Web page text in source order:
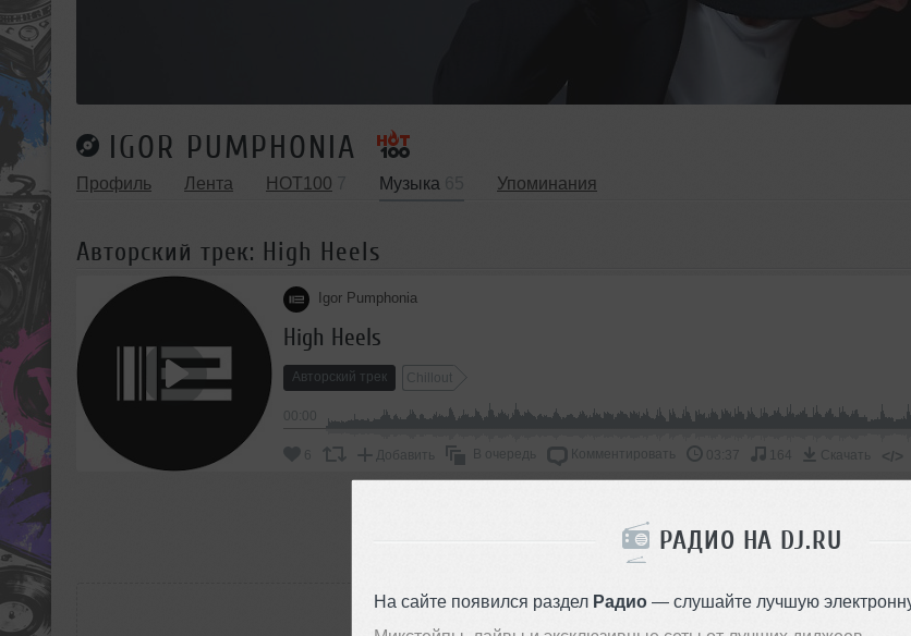
РАДИО НА DJ.RU
На сайте появился раздел Радио— слушайте лучшую
IGOR PUMPHONIA
Профиль Лента HOT100 Музыка Упоминания
Авторский трек: High Heels
Igor Pumphonia
High Heels
Авторский трек Chillout
6 Добавить В очередь Комментировать 03:37 164 Скачать </>
ПОДДЕРЖАТЬ АРТИСТА